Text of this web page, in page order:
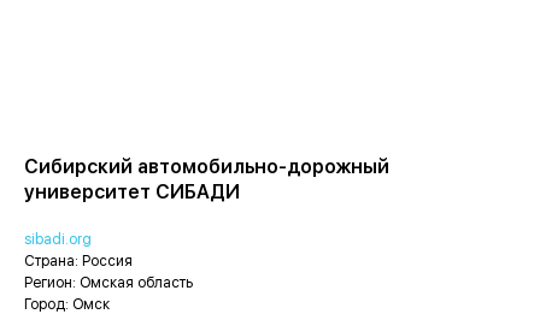
Сибирский автомобильно-дорожный
университет СИБАДИ
sibadi.org
Страна: Россия
Регион: Омская область
Город: Омск